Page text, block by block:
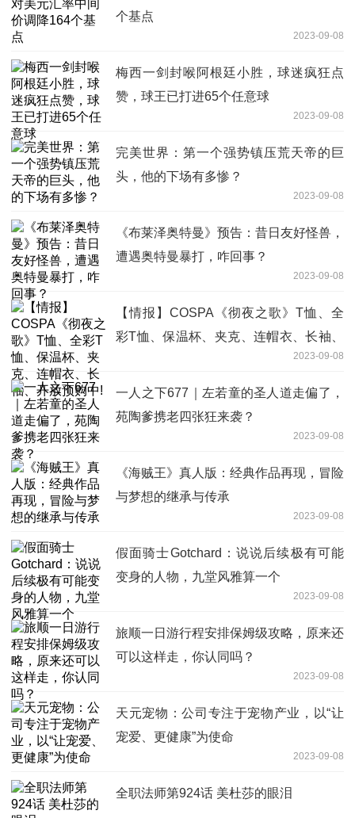
个基点
2023-09-08
梅西一剑封喉阿根廷小胜，球迷疯狂点
赞，球王已打进65个任意球
2023-09-08
完美世界：第一个强势镇压荒天帝的巨
头，他的下场有多惨？
2023-09-08
《布莱泽奥特曼》预告：昔日友好怪兽，
遭遇奥特曼暴打，咋回事？
2023-09-08
【情报】COSPA《彻夜之歌》T恤、全
彩T恤、保温杯、夹克、连帽衣、长袖、
2023-09-08
一人之下677｜左若童的圣人道走偏了，
苑陶爹携老四张狂来袭？
2023-09-08
《海贼王》真人版：经典作品再现，冒险
与梦想的继承与传承
2023-09-08
假面骑士Gotchard：说说后续极有可能
变身的人物，九堂风雅算一个
2023-09-08
旅顺一日游行程安排保姆级攻略，原来还
可以这样走，你认同吗？
2023-09-08
天元宠物：公司专注于宠物产业，以“让
宠爱、更健康”为使命
2023-09-08
全职法师第924话 美杜莎的眼泪